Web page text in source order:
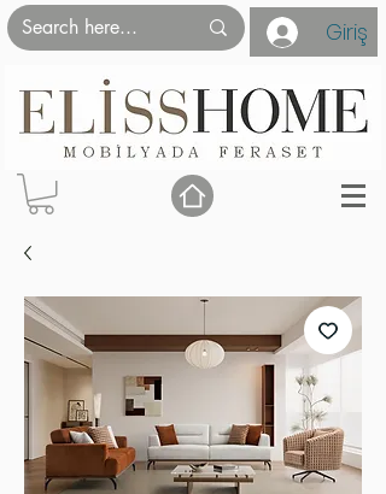
Giriş